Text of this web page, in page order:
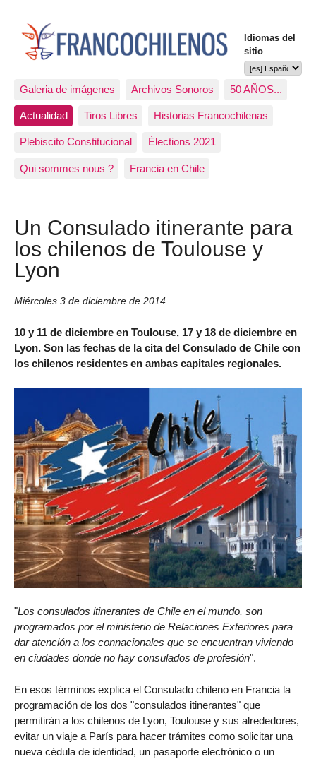
Idiomas del
sitio
Galeria de imágenes Archivos Sonoros 50 AÑOS...
Actualidad Tiros Libres Historias Francochilenas
Plebiscito Constitucional Élections 2021
Qui sommes nous ? Francia en Chile
Un Consulado itinerante para
los chilenos de Toulouse y
Lyon
Miércoles 3 de diciembre de 2014
10 y 11 de diciembre en Toulouse, 17 y 18 de diciembre en
Lyon. Son las fechas de la cita del Consulado de Chile con
los chilenos residentes en ambas capitales regionales.
"Los consulados itinerantes de Chile en el mundo, son
programados por el ministerio de Relaciones Exteriores para
dar atención a los connacionales que se encuentran viviendo
en ciudades donde no hay consulados de profesión".
En esos términos explica el Consulado chileno en Francia la
programación de los dos "consulados itinerantes" que
permitirán a los chilenos de Lyon, Toulouse y sus alrededores,
evitar un viaje a París para hacer trámites como solicitar una
nueva cédula de identidad, un pasaporte electrónico o un